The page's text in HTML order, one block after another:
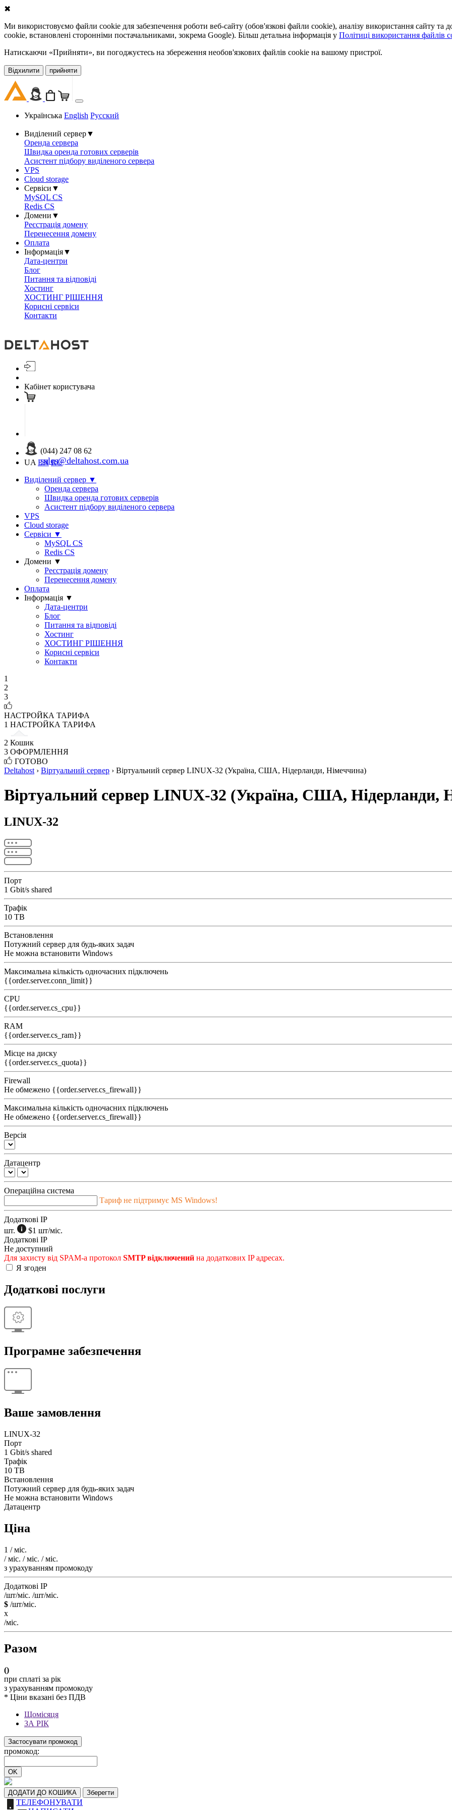
✖
Ми використовуємо файли cookie для забезпечення роботи веб-сайту (обов'язкові файли cookie), аналізу використання сайту
cookie, встановлені сторонніми постачальниками, зокрема Google). Більш детальна інформація у Політиці використання файлів
Натискаючи «Прийняти», ви погоджуєтесь на збереження необов'язкових файлів cookie на вашому пристрої.
Відхилити прийняти
Українська English Русский
Виділений сервер▼
Оренда сервера
Швидка оренда готових серверів
Асистент підбору виділеного сервера
VPS
Cloud storage
Сервіси ▼
MySQL CS
Redis CS
Домени ▼
Реєстрація домену
Перенесення домену
Оплата
Інформація▼
Дата-центри
Блог
Питання та відповіді
Хостинг
ХОСТИНГ РІШЕННЯ
Корисні сервіси
Контакти
Кабінет користувача
(044) 247 08 62
sales@deltahost.com.ua
UA EN RU
Виділений сервер ▼
Оренда сервера
Швидка оренда готових серверів
Асистент підбору виділеного сервера
VPS
Cloud storage
Сервіси ▼
MySQL CS
Redis CS
Домени ▼
Реєстрація домену
Перенесення домену
Оплата
Інформація ▼
Дата-центри
Блог
Питання та відповіді
Хостинг
ХОСТИНГ РІШЕННЯ
Корисні сервіси
Контакти
1
2
3
НАСТРОЙКА ТАРИФА
1 НАСТРОЙКА ТАРИФА
2 Кошик
3 ОФОРМЛЕННЯ
ГОТОВО
Deltahost › Віртуальний сервер › Віртуальний сервер LINUX-32 (Україна, США, Нідерланди, Німеччина)
Віртуальний сервер LINUX-32 (Україна, США, Нідерланди,
LINUX-32
Порт
1 Gbit/s shared
Трафік
10 TB
Встановлення
Потужний сервер для будь-яких задач
Не можна встановити Windows
Максимальна кількість одночасних підключень
{{order.server.conn_limit}}
CPU
{{order.server.cs_cpu}}
RAM
{{order.server.cs_ram}}
Місце на диску
{{order.server.cs_quota}}
Firewall
Не обмежено {{order.server.cs_firewall}}
Максимальна кількість одночасних підключень
Не обмежено {{order.server.cs_firewall}}
Версія
Датацентр
Операційна система
Тариф не підтримує MS Windows!
Додаткові IP
шт.
$1 шт/міс.
Додаткові IP
Не доступний
Для захисту від SPAM-а протокол SMTP відключений на додаткових IP адресах.
Я згоден
Додаткові послуги
Програмне забезпечення
Ваше замовлення
LINUX-32
Порт
1 Gbit/s shared
Трафік
10 TB
Встановлення
Потужний сервер для будь-яких задач
Не можна встановити Windows
Датацентр
Ціна
1 / міс.
/ міс. / міс. / міс.
з урахуванням промокоду
Додаткові IP
/шт/міс. /шт/міс.
$ /шт/міс.
x
/міс.
Разом
()
при сплаті за рік
з урахуванням промокоду
* Ціни вказані без ПДВ
Щомісяця
ЗА РІК
Застосувати промокод
промокод:
OK
ДОДАТИ ДО КОШИКА Зберегти
ТЕЛЕФОНУВАТИ